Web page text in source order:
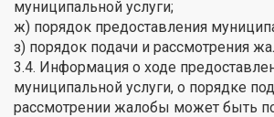
муниципальной услуги;
ж) порядок предоставления
з) порядок подачи и рассмотрения
3.4. Информация о ходе
муниципальной услуги, о порядке
рассмотрении жалобы может быть